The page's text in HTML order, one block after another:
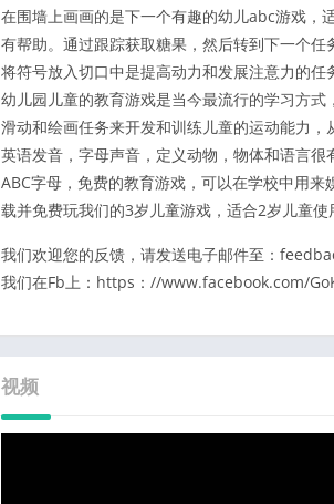
在围墙上画画的是下一个有趣的幼儿abc游戏，
有帮助。通过跟踪获取糖果，然后转到下一个
将符号放入切口中是提高动力和发展注意力的任
幼儿园儿童的教育游戏是当今最流行的学习方
滑动和绘画任务来开发和训练儿童的运动能力
英语发音，字母声音，定义动物，物体和语言
ABC字母，免费的教育游戏，可以在学校中用
载并免费玩我们的3岁儿童游戏，适合2岁儿童使
我们欢迎您的反馈，请发送电子邮件至：
我们在Fb上：https：//www.facebook.com/
视频